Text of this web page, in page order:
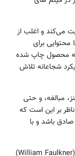
می‌کند و اغلب از
برای
به محصول چاپ شده
شجاعانه تلاش
مبالغه، و حتی
بر این است که
باشد و با
سبک تامپسون بر مبنای این ایده ویلیام فالکنر (William Faulkner)